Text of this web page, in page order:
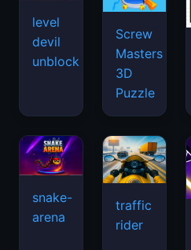
level
devil
unblock
Screw
Masters
3D
Puzzle
snake-
arena
traffic
rider